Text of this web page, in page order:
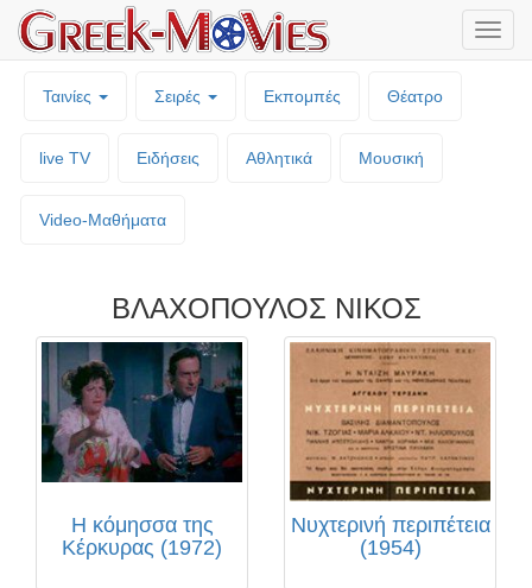
Ταινίες Σειρές Εκπομπές Θέατρο
live TV Ειδήσεις Αθλητικά Μουσική
Video-Mαθήματα
ΒΛΑΧΟΠΟΥΛΟΣ ΝΙΚΟΣ
Η κόμησσα της
Κέρκυρας (1972)
Νυχτερινή περιπέτεια
(1954)